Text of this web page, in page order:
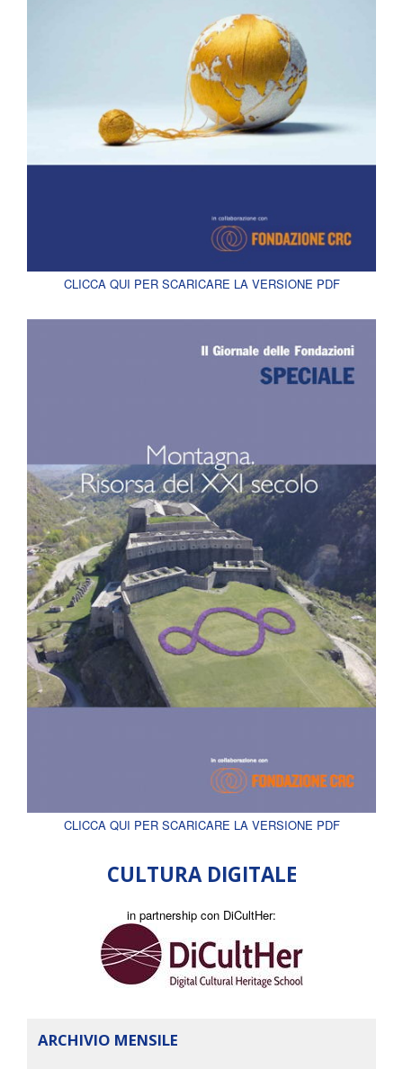
CLICCA QUI PER SCARICARE LA VERSIONE PDF
CLICCA QUI PER SCARICARE LA VERSIONE PDF
CULTURA DIGITALE
in partnership con DiCultHer:
ARCHIVIO MENSILE